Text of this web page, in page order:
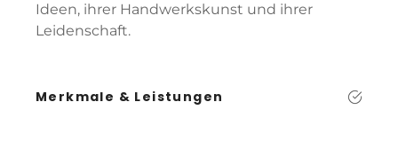
Ideen, ihrer Handwerkskunst und ihrer
Leidenschaft.
Merkmale & Leistungen